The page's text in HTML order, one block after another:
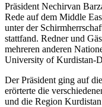
Präsident Nechirvan
Rede auf dem Middle
unter der
stattfand. Redner und
mehreren anderen
University of Kurdistan-
Der Präsident ging auf
erörterte die
und die Region